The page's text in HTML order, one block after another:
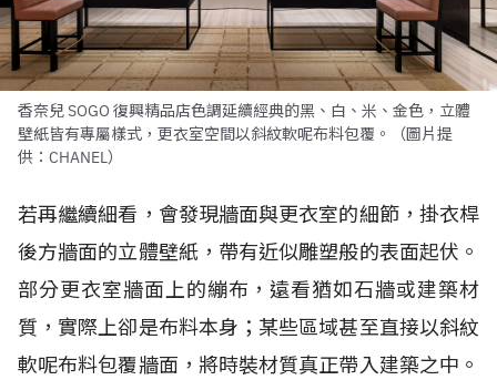
香奈兒 SOGO 復興精品店色調延續經典的黑、白、米、金色，立體
壁紙皆有專屬樣式，更衣室空間以斜紋軟呢布料包覆。（圖片提
供：CHANEL）
若再繼續細看，會發現牆面與更衣室的細節，掛衣桿
後方牆面的立體壁紙，帶有近似雕塑般的表面起伏。
部分更衣室牆面上的繃布，遠看猶如石牆或建築材
質，實際上卻是布料本身；某些區域甚至直接以斜紋
軟呢布料包覆牆面，將時裝材質真正帶入建築之中。